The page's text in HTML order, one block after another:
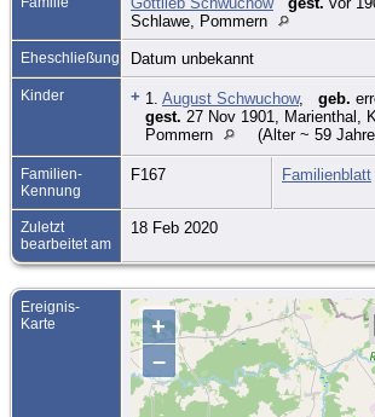
Schlawe, Pommern
Eheschließung Datum unbekannt
Kinder + 1. August Schwuchow, geb.
gest. 27 Nov 1901, Marienthal,
Pommern
(Alter ~ 59
Familien-
Kennung
F167 Familienblatt
Zuletzt
bearbeitet am
18 Feb 2020
Ereignis-
Karte
+
–